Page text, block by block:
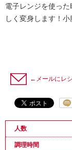
電子レンジを使っ
しく変身します！
←メールにレ
人数
調理時間